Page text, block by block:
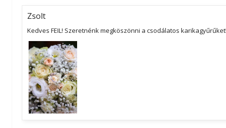
Zsolt
Kedves FEIL! Szeretnénk megköszönni a csodálatos karikagyűrűket!